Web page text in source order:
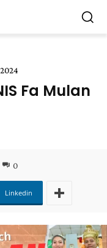
Fa Mulan
0
Linkedin